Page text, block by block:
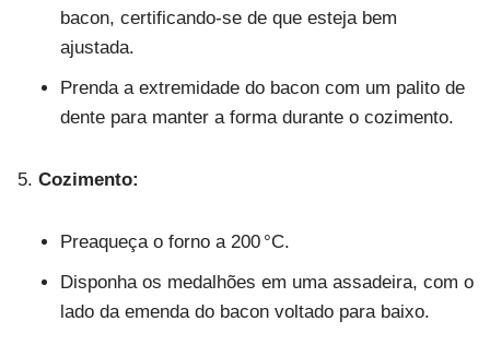
bacon, certificando-se de que esteja bem
ajustada.
Prenda a extremidade do bacon com um palito de
dente para manter a forma durante o cozimento.
Cozimento:
Preaqueça o forno a 200 °C.
Disponha os medalhões em uma assadeira, com o
lado da emenda do bacon voltado para baixo.